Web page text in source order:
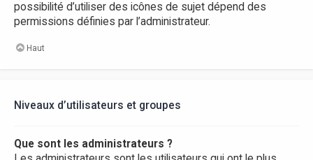
possibilité d’utiliser des icônes de sujet dépend des
permissions définies par l’administrateur.
Haut
Niveaux d’utilisateurs et groupes
Que sont les administrateurs ?